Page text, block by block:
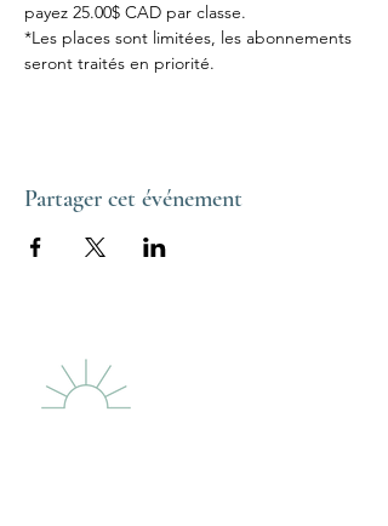
payez 25.00$ CAD par classe.
*Les places sont limitées, les abonnements
seront traités en priorité.
Partager cet événement